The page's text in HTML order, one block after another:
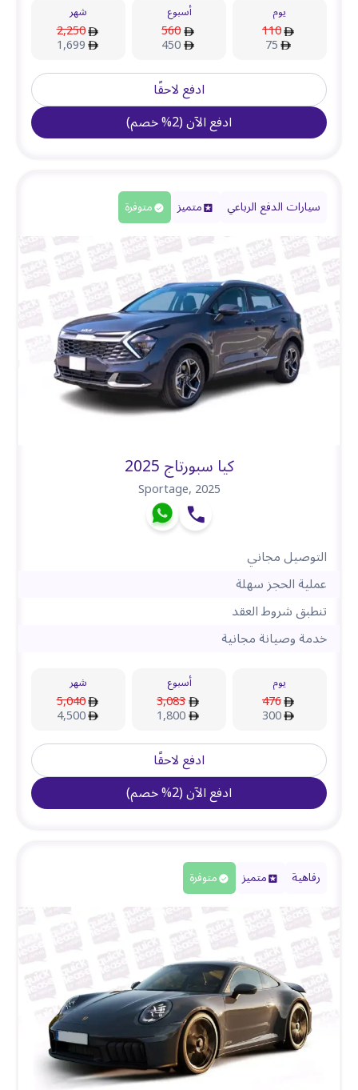
يوم
110
75
أسبوع
560
450
شهر
2,250
1,699
ادفع لاحقًا
ادفع الآن(
2
%خصم)
سيارات الدفع الرباعي متميز متوفرة
كيا سبورتاج 2025
Sportage,2025
التوصيل مجاني
عملية الحجز سهلة
تنطبق شروط العقد
خدمة وصيانة مجانية
يوم
476
300
أسبوع
3,083
1,800
شهر
5,040
4,500
ادفع لاحقًا
ادفع الآن(
2
%خصم)
رفاهية متميز متوفرة